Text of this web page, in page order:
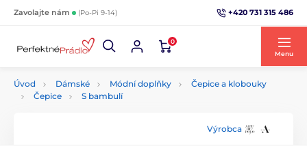
Zavolajte nám (Po-Pi 9-14) +420 731 315 486
0
Menu
Úvod Dámské Módní doplňky
Čepice a klobouky
Čepice
S bambulí
Výrobca